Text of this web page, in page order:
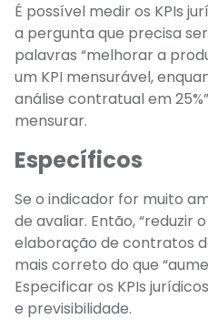
É possível medir os KPIs
a pergunta que precisa
palavras “melhorar a
um KPI mensurável,
análise contratual em
mensurar.
Específicos
Se o indicador for muito
de avaliar. Então, “reduzir
elaboração de contratos
mais correto do que
Especificar os KPIs
e previsibilidade.